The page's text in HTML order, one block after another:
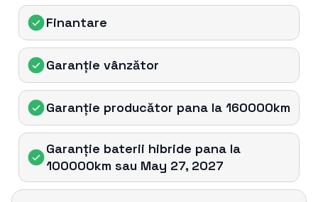
Finantare
Garanție vânzǎtor
Garanție producǎtor pana la 160000km
Garanție baterii hibride pana la
100000km sau May 27, 2027